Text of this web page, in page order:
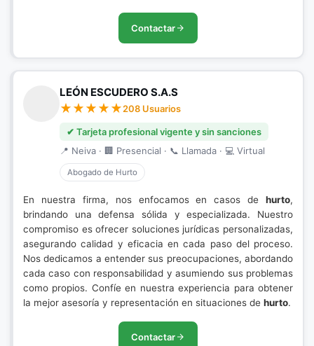
Contactar
LEÓN ESCUDERO S.A.S
208 Usuarios
✔ Tarjeta profesional vigente y sin sanciones
📍 Neiva · 🏢 Presencial · 📞 Llamada · 💻 Virtual
Abogado de Hurto
En nuestra firma, nos enfocamos en casos de hurto,
brindando una defensa sólida y especializada. Nuestro
compromiso es ofrecer soluciones jurídicas personalizadas,
asegurando calidad y eficacia en cada paso del proceso.
Nos dedicamos a entender sus preocupaciones, abordando
cada caso con responsabilidad y asumiendo sus problemas
como propios. Confíe en nuestra experiencia para obtener
la mejor asesoría y representación en situaciones de hurto.
Contactar